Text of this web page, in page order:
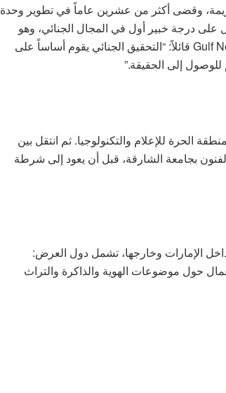
وقضى أكثر من عشرين عاماً في تطوير وحدة
درجة خبير أول في المجال الجنائي، وهو
لقب نادر يعكس عمق تخصصه وريادته في هذا الميدان. صرّح لـ Gulf News قائلاً: “التحقيق الجنائي يقوم أساساً على
إلى الحقيقة.”
المنطقة الحرة للإعلام والتكنولوجيا. ثم انتقل بين
الفنون بجامعة الشارقة، قبل أن يعود إلى شرطة
فردية و27 مشاركة معرضية داخل الإمارات وخارجها، تشمل دول العرض:
حول موضوعات الهوية والذاكرة والتراث